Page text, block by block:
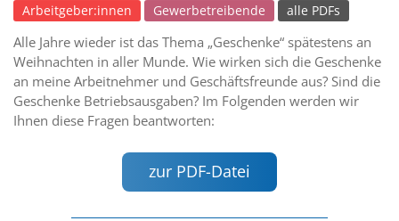
Arbeitgeber:innen Gewerbetreibende alle PDFs
Alle Jahre wieder ist das Thema „Geschenke“ spätestens an
Weihnachten in aller Munde. Wie wirken sich die Geschenke
an meine Arbeitnehmer und Geschäftsfreunde aus? Sind die
Geschenke Betriebsausgaben? Im Folgenden werden wir
Ihnen diese Fragen beantworten:
zur PDF-Datei